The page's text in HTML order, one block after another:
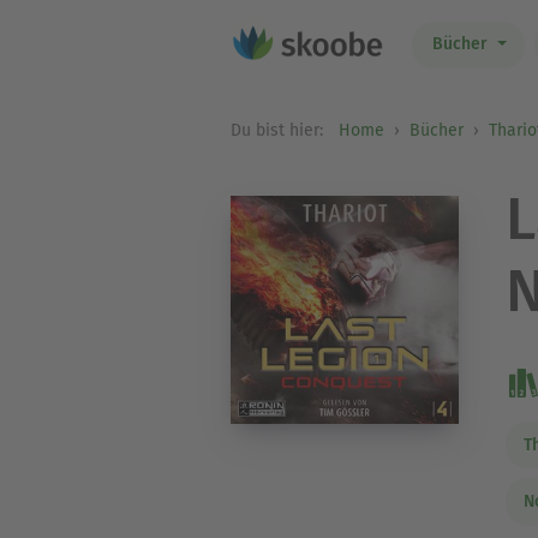
Bücher
Du bist hier: Home Bücher